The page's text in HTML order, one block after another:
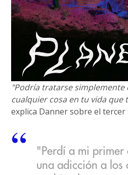
"Podría tratarse simplemente
cualquier cosa en tu vida que
explica Danner sobre el tercer
"Perdí a mi primer
una adicción a los